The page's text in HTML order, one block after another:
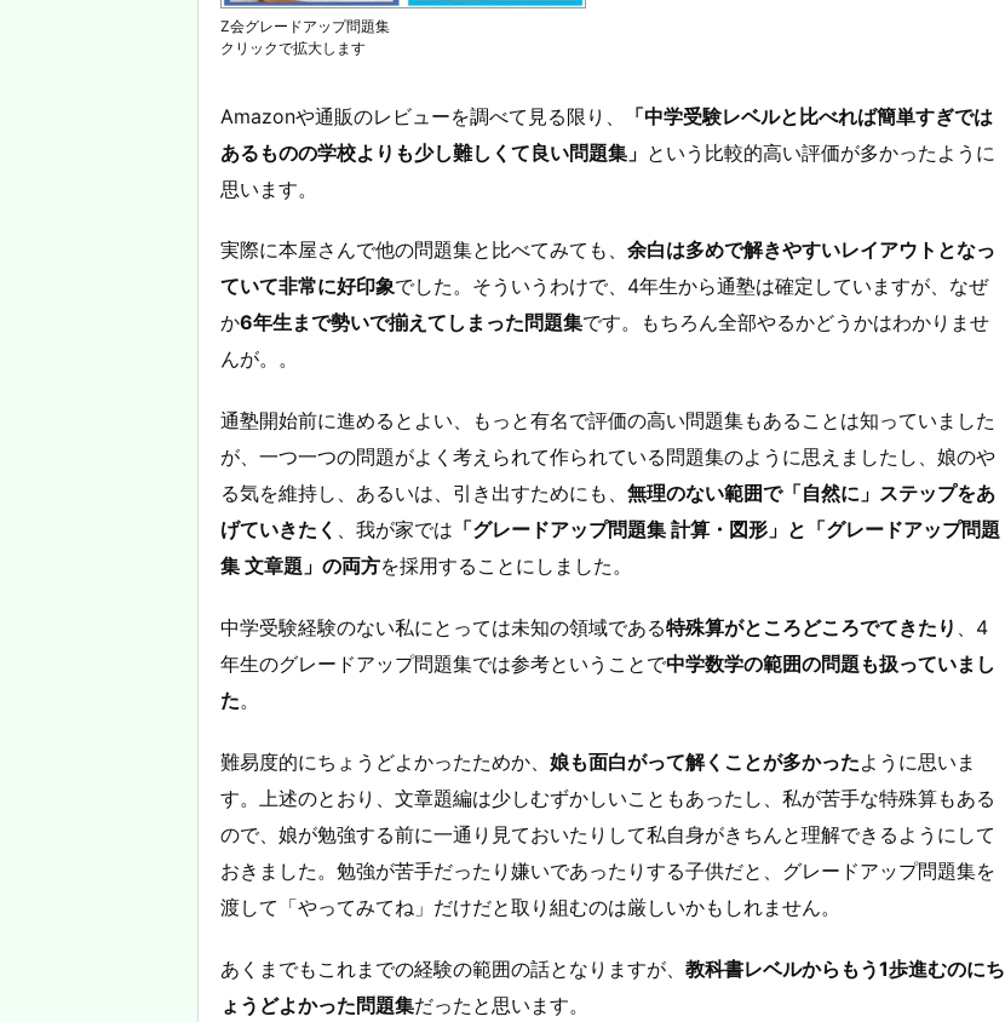
Z会グレードアップ問題集
クリックで拡大します
Amazonや通販のレビューを調べて見る限り、
「中学受験レベルと比べれば簡単すぎでは
あるものの学校よりも少し難しくて良い問題集」 という比較的高い評価が多かったように
思います。
実際に本屋さんで他の問題集と比べてみても、 余白は多めで解きやすいレイアウトとなっ
ていて非常に好印象でした。そういうわけで、4年生から通塾は確定していますが、なぜ
か6年生まで勢いで揃えてしまった問題集です。もちろん全部やるかどうかはわかりませ
んが。。
通塾開始前に進めるとよい、
もっと有名で評価の高い問題集もあることは知っていました
が、一つ一つの問題がよく考えられて作られている問題集のように思えましたし、娘のや
る気を維持し、あるいは、引き出すためにも、 無理のない範囲で「自然に」ステップをあ
げていきたく 、我が家では 「グレードアップ問題集 計算・図形」と「グレードアップ問題
集 文章題」の両方を採用することにしました。
中学受験経験のない私にとっては未知の領域である特殊算がところどころでてきたり
、4
年生のグレードアップ問題集では参考ということで中学数学の範囲の問題も扱っていまし
た。
難易度的にちょうどよかったためか、 娘も面白がって解くことが多かったように思いま
す。上述のとおり、文章題編は少しむずかしいこともあったし、私が苦手な特殊算もある
ので、娘が勉強する前に一通り見ておいたりして私自身がきちんと理解できるようにして
おきました。勉強が苦手だったり嫌いであったりする子供だと、グレードアップ問題集を
渡して「やってみてね」だけだと取り組むのは厳しいかもしれません。
あくまでもこれまでの経験の範囲の話となりますが、 教科書レベルからもう1歩進むのにち
ょうどよかった問題集だったと思います。